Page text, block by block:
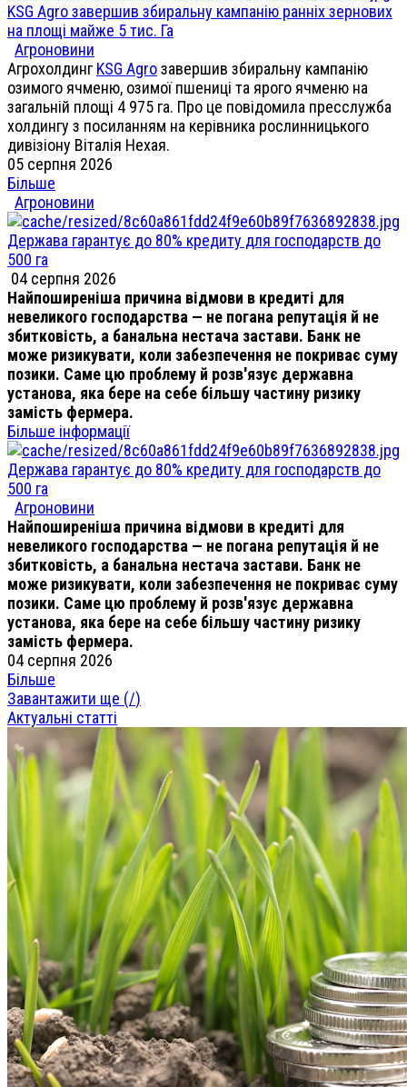
KSG Agro завершив збиральну кампанію ранніх зернових
на площі майже 5 тис. Га
Агроновини
АгрохолдингKSG Agroзавершив збиральну кампанію
озимого ячменю, озимої пшениці та ярого ячменю на
загальній площі 4 975 га. Про це повідомила пресслужба
холдингу з посиланням на керівника рослинницького
дивізіону Віталія Нехая.
05 серпня 2026
Більше
Агроновини
Держава гарантує до 80% кредиту для господарств до
500 га
04 серпня 2026
Найпоширеніша причина відмови в кредиті для
невеликого господарства — не погана репутація й не
збитковість, а банальна нестача застави. Банк не
може ризикувати, коли забезпечення не покриває суму
позики. Саме цю проблему й розв'язує державна
установа, яка бере на себе більшу частину ризику
замість фермера.
Більше інформації
Держава гарантує до 80% кредиту для господарств до
500 га
Агроновини
Найпоширеніша причина відмови в кредиті для
невеликого господарства — не погана репутація й не
збитковість, а банальна нестача застави. Банк не
може ризикувати, коли забезпечення не покриває суму
позики. Саме цю проблему й розв'язує державна
установа, яка бере на себе більшу частину ризику
замість фермера.
04 серпня 2026
Більше
Завантажити ще (/)
Актуальні статті